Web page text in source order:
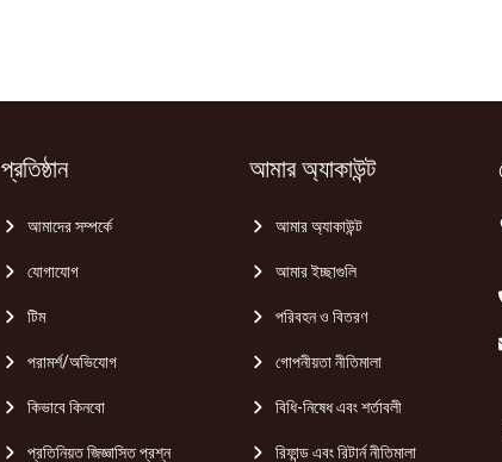
প্রতিষ্ঠান
আমাদের সম্পর্কে
যোগাযোগ
টিম
পরামর্শ/অভিযোগ
কিভাবে কিনবো
প্রতিনিয়ত জিজ্ঞাসিত প্রশ্ন
আমার অ্যাকাউন্ট
আমার অ্যাকাউন্ট
আমার ইচ্ছাগুলি
পরিবহন ও বিতরণ
গোপনীয়তা নীতিমালা
বিধি-নিষেধ এবং শর্তাবলী
রিফান্ড এবং রিটার্ন নীতিমালা